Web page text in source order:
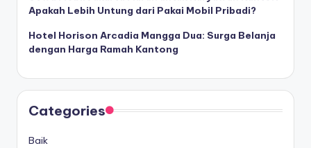
Apakah Lebih Untung dari Pakai Mobil Pribadi?
Hotel Horison Arcadia Mangga Dua: Surga Belanja
dengan Harga Ramah Kantong
Categories
Baik